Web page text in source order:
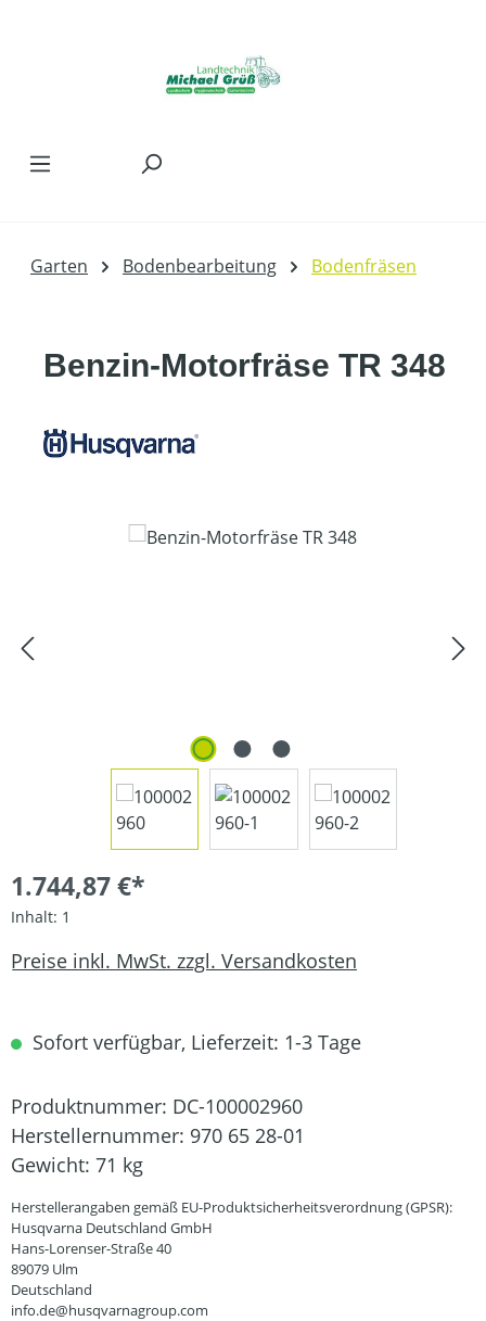
Garten Bodenbearbeitung Bodenfräsen
Benzin-Motorfräse TR 348
Bildergalerie überspringen
1.744,87 €*
Inhalt: 1
Preise inkl. MwSt. zzgl. Versandkosten
Sofort verfügbar, Lieferzeit: 1-3 Tage
Produktnummer: DC-100002960
Herstellernummer: 970 65 28-01
Gewicht: 71 kg
Herstellerangaben gemäß EU-Produktsicherheitsverordnung (GPSR):
Husqvarna Deutschland GmbH
Hans-Lorenser-Straße 40
89079 Ulm
Deutschland
info.de@husqvarnagroup.com